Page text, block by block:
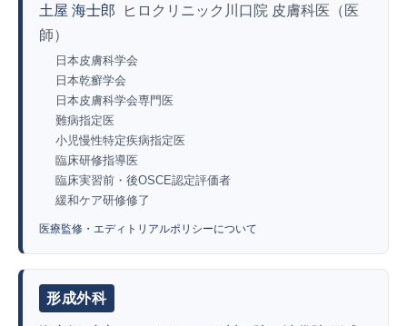
土屋 海士郎
ヒロクリニック川口院 皮膚科医（医
師）
日本皮膚科学会
日本乾癬学会
日本皮膚科学会専門医
難病指定医
小児慢性特定疾病指定医
臨床研修指導医
臨床実習前・後OSCE認定評価者
緩和ケア研修修了
医療監修・エディトリアルポリシーについて
形成外科